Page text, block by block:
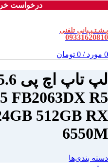
درخواست
پـشـتـیـبانی تلفنی
09331620810
0 مورد /
0 تومان
FB2063DX R5
512GB RX
6550M
دسته بندی‌ها